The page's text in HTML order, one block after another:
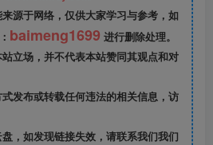
源于网络，仅供大家学习与参考，如
baimeng1699 进行删除处理。
立场，并不代表本站赞同其观点和对
发布或转载任何违法的相关信息，访
，如发现链接失效，请联系我们我们